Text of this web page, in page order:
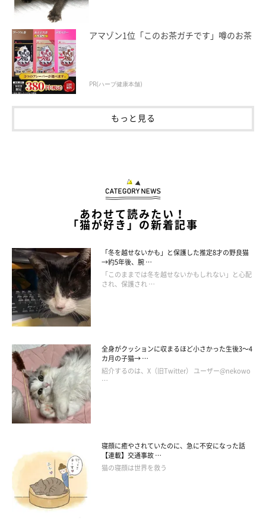
「ブラッシングの途中で寝ちゃったモアさん」
@bearmoablackcat
飼い主さん：
「ゴハンは、特定のブランドだったり好きなウエットフードだけ
食べます。目が合うとニャーと鳴くのですが、
い』『遊んで』『好きだにゃ』『もっとブラッシングして』
ど、鳴き声で今何をしてほしいかわかるくらい自分の意見を伝え
るのが上手です。
意外と気が強い一面もあり、一緒に住んでいるベアさんに負けず
に先にパンチしたり、夜はヘッドマッサージをしないと怒られま
アマゾン1位「このお茶ガチです」噂のお茶
PR(ハーブ健康本舗)
もっと見る
あわせて読みたい！
「猫が好き」の新着記事
「冬を越せないかも」と保護した推定8才の野良猫
→約5年後、腕 …
「このままでは冬を越せないかもしれない」と心配
され、保護され …
全身がクッションに収まるほど小さかった生後3～4
カ月の子猫→ …
紹介するのは、X（旧Twitter） ユーザー@nekowo
…
寝顔に癒やされていたのに、急に不安になった話
【連載】交通事故 …
猫の寝顔は世界を救う